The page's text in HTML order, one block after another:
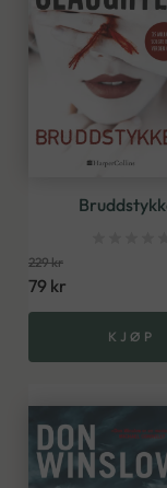
229kr
79 kr
KJØP